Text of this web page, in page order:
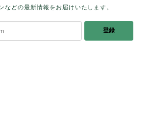
ます。 この石のふわりとした光を
ラン」でした。これからはT様の
と見守ってくれるのではないかな
などの最新情報をお届けいたします。
登録